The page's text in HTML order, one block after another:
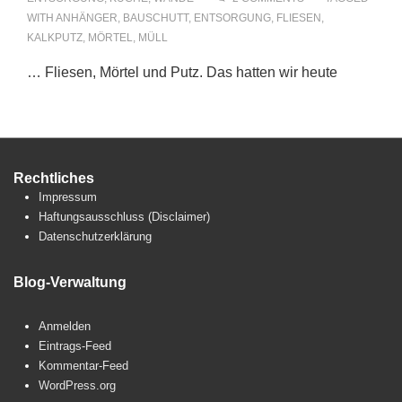
WITH ANHÄNGER, BAUSCHUTT, ENTSORGUNG, FLIESEN ,
KALKPUTZ, MÖRTEL, MÜLL
… Fliesen, Mörtel und Putz. Das hatten wir heute
Rechtliches
Impressum
Haftungsausschluss (Disclaimer)
Datenschutzerklärung
Blog-Verwaltung
Anmelden
Eintrags-Feed
Kommentar-Feed
WordPress.org